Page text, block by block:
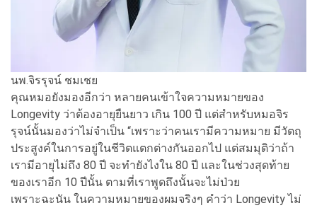
นพ.จิรรุจน์ ชมเชย
คุณหมอยังมองอีกว่า หลายคนเข้าใจความหมายของ
Longevity ว่าต้องอายุยืนยาว เกิน 100 ปี แต่สำหรับหมอจิร
รุจน์นั้นมองว่าไม่จำเป็น “เพราะว่าคนเรามีความหมาย มีวัตถุ
ประสูงค์ในการอยู่ในชีวิตแตกต่างกันออกไป แต่สมมุติว่าถ้า
เรามีอายุไม่ถึง 80 ปี จะทำยังไงใน 80 ปี และในช่วงสุดท้าย
ของเราอีก 10 ปีนั้น ตามที่เราพูดถึงนั้นจะไม่ป่วย
เพราะฉะนัน ในความหมายของผมจริงๆ คำว่า Longevity ไม่